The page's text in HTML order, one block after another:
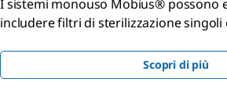
I sistemi monouso Mobius® possono
includere filtri di sterilizzazione
Scopri di più